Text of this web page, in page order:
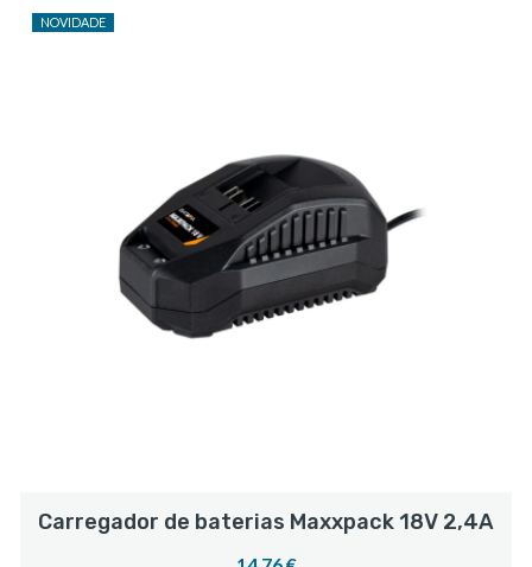
NOVIDADE
Carregador de baterias Maxxpack 18V 2,4A